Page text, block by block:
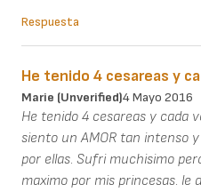
Respuesta
He tenido 4 cesareas y
Marie (unverified)4 Mayo 2016
He tenido 4 cesareas y cada
siento un AMOR tan intenso
por ellas. Sufri muchisimo
maximo por mis princesas. le